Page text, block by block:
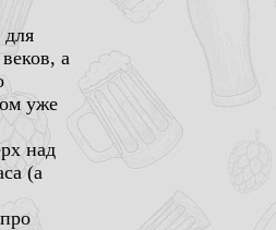
для
а
уже
над
(а